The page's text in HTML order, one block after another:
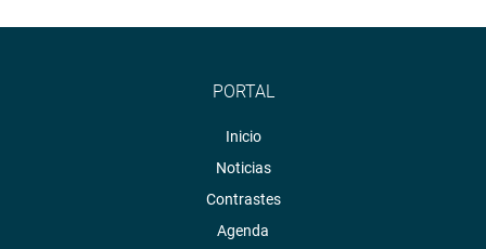
PORTAL
Inicio
Noticias
Contrastes
Agenda